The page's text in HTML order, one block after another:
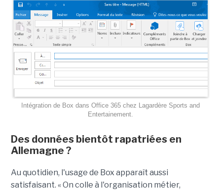
Intégration de Box dans Office 365 chez Lagardère Sports and
Entertainement.
Des données bientôt rapatriées en
Allemagne ?
Au quotidien, l'usage de Box apparaît aussi
satisfaisant. « On colle à l'organisation métier,